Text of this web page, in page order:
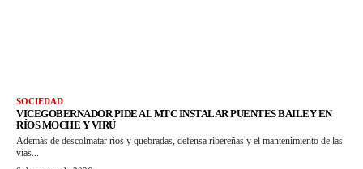
SOCIEDAD
VICEGOBERNADOR PIDE AL MTC INSTALAR PUENTES BAILEY EN
RÍOS MOCHE Y VIRÚ
Además de descolmatar ríos y quebradas, defensa ribereñas y el mantenimiento de las
vías...